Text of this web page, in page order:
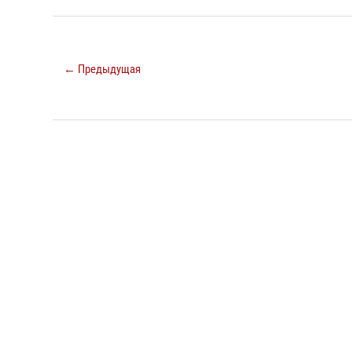
← Предыдущая